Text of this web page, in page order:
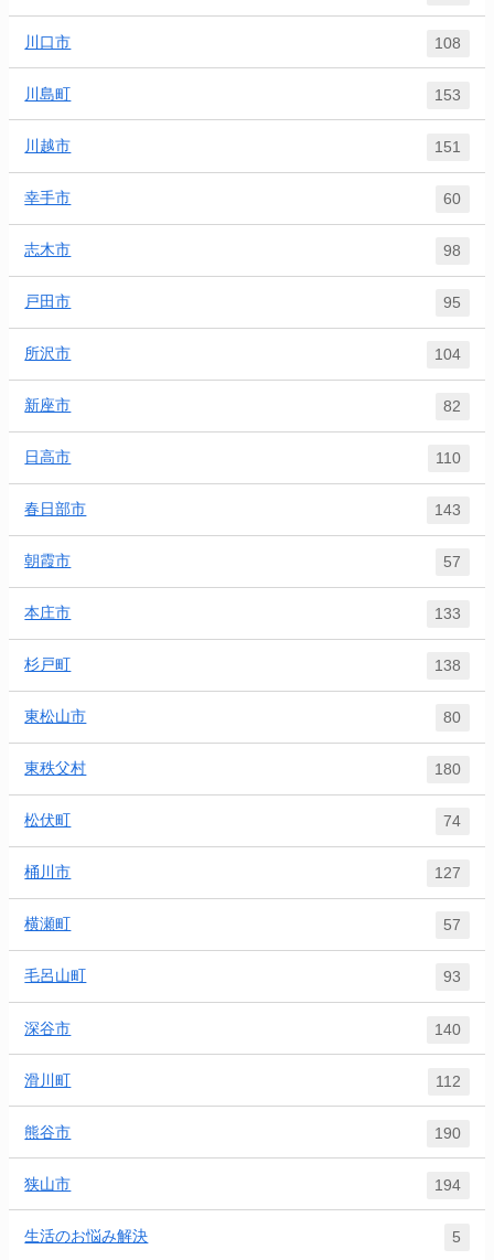
川口市 108
川島町 153
川越市 151
幸手市 60
志木市 98
戸田市 95
所沢市 104
新座市 82
日高市 110
春日部市 143
朝霞市 57
本庄市 133
杉戸町 138
東松山市 80
東秩父村 180
松伏町 74
桶川市 127
横瀬町 57
毛呂山町 93
深谷市 140
滑川町 112
熊谷市 190
狭山市 194
生活のお悩み解決 5